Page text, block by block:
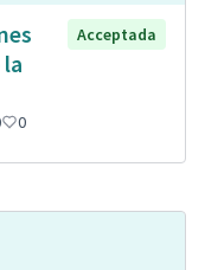
Acceptada
0